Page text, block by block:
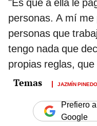
"Es que a ella le
personas. A mí
personas que
tengo nada que
propias reglas,
JAZMÍN PINEDO
Prefiero
Google